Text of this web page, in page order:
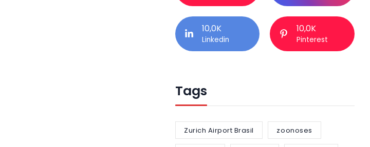
10,0K
Linkedin
10,0K
Pinterest
Tags
Zurich Airport Brasil zoonoses